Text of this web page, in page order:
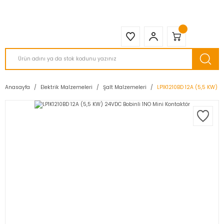
Anasayfa Elektrik Malzemeleri Şalt Malzemeleri LP1K1210BD 12A (5,5